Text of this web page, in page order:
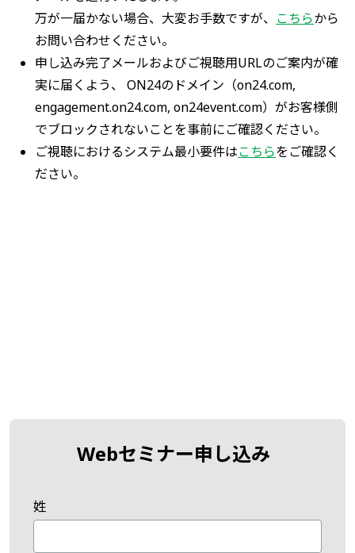
万が一届かない場合、大変お手数ですが、 こちらから
お問い合わせください。
申し込み完了メールおよびご視聴用URLのご案内が確
実に届くよう、 ON24のドメイン（on24.com,
engagement.on24.com, on24event.com）がお客様側
でブロックされないことを事前にご確認ください。
ご視聴におけるシステム最小要件はこちらをご確認く
ださい。
Webセミナー申し込み
姓